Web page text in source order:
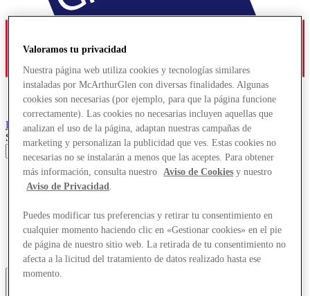
ProvenceDesigner Outlet
Search input
Tiendas
Ofertas
Comer y beber
¿Qué pasa?
Servicios
Tarjetas regalo
Valoramos tu privacidad
Nuestra página web utiliza cookies y tecnologías similares
instaladas por McArthurGlen con diversas finalidades. Algunas
cookies son necesarias (por ejemplo, para que la página funcione
correctamente). Las cookies no necesarias incluyen aquellas que
analizan el uso de la página, adaptan nuestras campañas de
marketing y personalizan la publicidad que ves. Estas cookies no
necesarias no se instalarán a menos que las aceptes. Para obtener
más información, consulta nuestro
Aviso de Cookies y nuestro
Aviso de Privacidad
Puedes modificar tus preferencias y retirar tu consentimiento en
cualquier momento haciendo clic en «Gestionar cookies» en el pie
de página de nuestro sitio web. La retirada de tu consentimiento no
afecta a la licitud del tratamiento de datos realizado hasta ese
momento.